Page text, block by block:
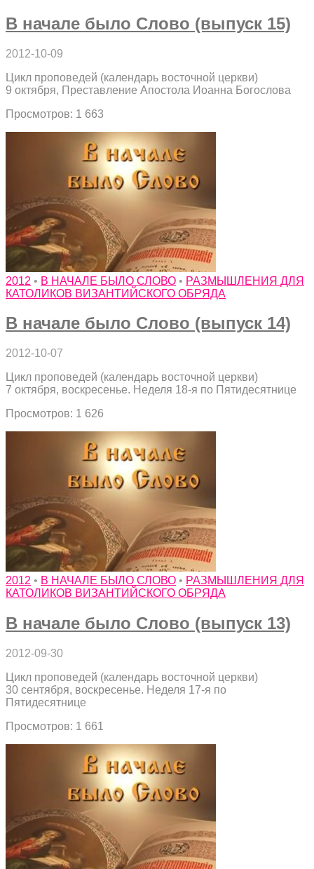
В начале было Слово (выпуск 15)
2012-10-09
Цикл проповедей (календарь восточной церкви)
9 октября, Преставление Апостола Иоанна Богослова
Просмотров: 1 663
2012 • В НАЧАЛЕ БЫЛО СЛОВО • РАЗМЫШЛЕНИЯ ДЛЯ
КАТОЛИКОВ ВИЗАНТИЙСКОГО ОБРЯДА
В начале было Слово (выпуск 14)
2012-10-07
Цикл проповедей (календарь восточной церкви)
7 октября, воскресенье. Неделя 18-я по Пятидесятнице
Просмотров: 1 626
2012 • В НАЧАЛЕ БЫЛО СЛОВО • РАЗМЫШЛЕНИЯ ДЛЯ
КАТОЛИКОВ ВИЗАНТИЙСКОГО ОБРЯДА
В начале было Слово (выпуск 13)
2012-09-30
Цикл проповедей (календарь восточной церкви)
30 сентября, воскресенье. Неделя 17-я по
Пятидесятнице
Просмотров: 1 661